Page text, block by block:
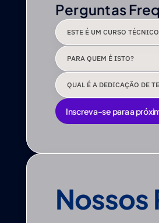
Perguntas
ESTE É UM CURSO
PARA QUEM É ISTO?
QUAL É A DEDICAÇÃO DE
Inscreva-se para a
Inscreva-se para a
Nossos